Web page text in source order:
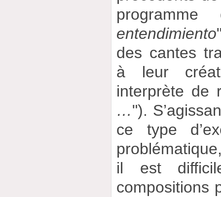
entendimiento
des cantes
à leur
interprète de
…").
ce type
il est
compositions